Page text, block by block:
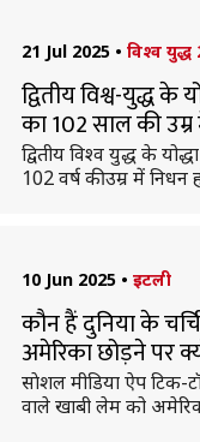
21 Jul 2025 • विश्व युद्ध
द्वितीय विश्व-युद्ध
का 102 साल की
द्वितीय विश्व युद्ध के
102 वर्ष की उम्र में निधन
10 Jun 2025 • इटली
कौन हैं दुनिया के
अमेरिका छोड़ने पर
साेशल मीडिया ऐप टिक-
वाले खाबी लेम को